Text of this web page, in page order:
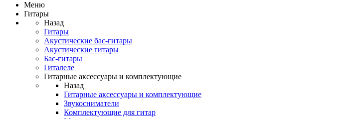
Меню
Гитары
Назад
Гитары
Акустические бас-гитары
Акустические гитары
Бас-гитары
Гиталеле
Гитарные аксессуары и комплектующие
Назад
Гитарные аксессуары и комплектующие
Звукосниматели
Комплектующие для гитар